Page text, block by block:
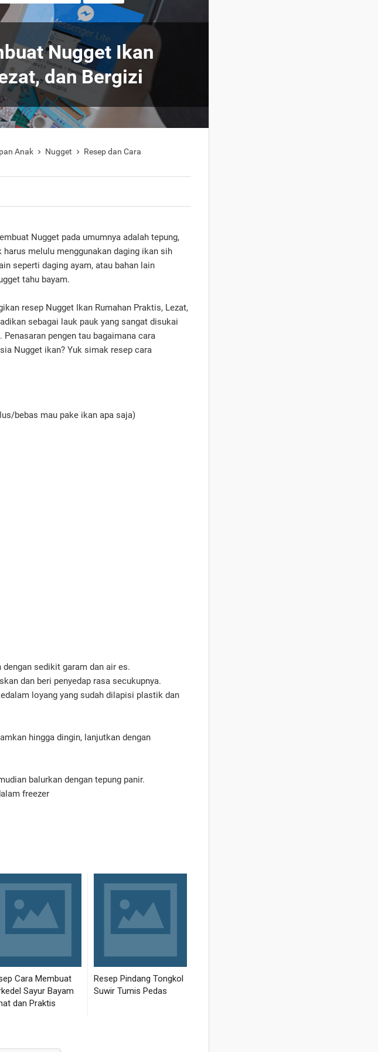
Nugget Ikan
dan Bergizi
Anak  Nugget 
Resep dan Cara
Nugget pada umumnya adalah tepung,
melulu menggunakan daging ikan sih
seperti daging ayam, atau bahan lain
tahu bayam.
resep Nugget Ikan Rumahan Praktis, Lezat,
sebagai lauk pauk yang sangat disukai
pengen tau bagaimana cara
Nugget ikan? Yuk simak resep cara
bebas mau pake ikan apa saja)
sedikit garam dan air es.
dan beri penyedap rasa secukupnya.
loyang yang sudah dilapisi plastik dan
hingga dingin, lanjutkan dengan
balurkan dengan tepung panir.
freezer